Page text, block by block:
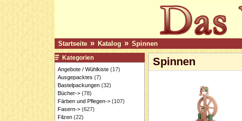
Startseite » Katalog » Spinnen
Spinnen
Kategorien
Angebote / Wühlkiste(17)
Ausgepacktes (7)
Bastelpackungen(32)
Bücher->(78)
Färben und Pflegen->(107)
Fasern->(627)
Filzen(22)